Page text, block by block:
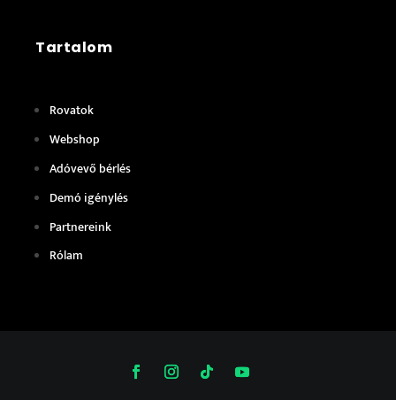
Tartalom
Rovatok
Webshop
Adóvevő bérlés
Demó igénylés
Partnereink
Rólam